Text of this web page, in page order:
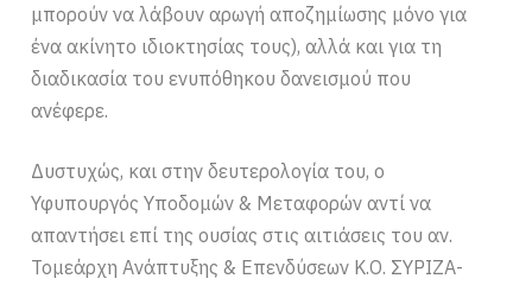
μπορούν να λάβουν αρωγή αποζημίωσης μόνο για
ένα ακίνητο ιδιοκτησίας τους), αλλά και για τη
διαδικασία του ενυπόθηκου δανεισμού που
ανέφερε.
Δυστυχώς, και στην δευτερολογία του, ο
Υφυπουργός Υποδομών & Μεταφορών αντί να
απαντήσει επί της ουσίας στις αιτιάσεις του αν.
Τομεάρχη Ανάπτυξης & Επενδύσεων Κ.Ο. ΣΥΡΙΖΑ-